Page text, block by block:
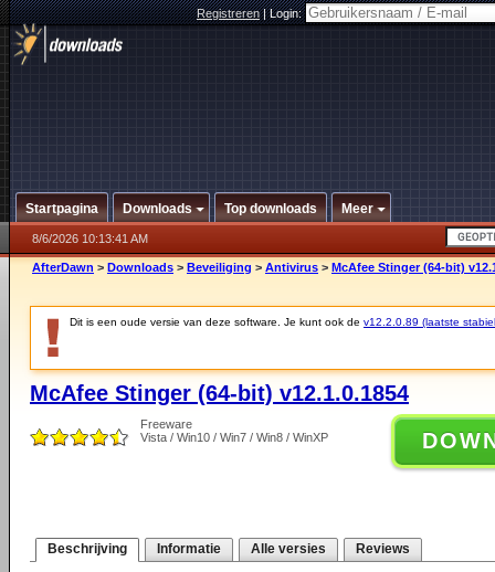
Registreren|Login:
Startpagina Downloads Top downloads Meer
8/6/2026 10:13:41 AM
AfterDawn > Downloads > Beveiliging > Antivirus > McAfee Stinger (64-bit)
Dit is een oude versie van deze software. Je kunt ook de v12.2.0.89 (laatste
McAfee Stinger (64-bit) v12.1.0.1854
Freeware
Vista / Win10 / Win7 / Win8 / WinXP
Beschrijving Informatie Alle versies Reviews